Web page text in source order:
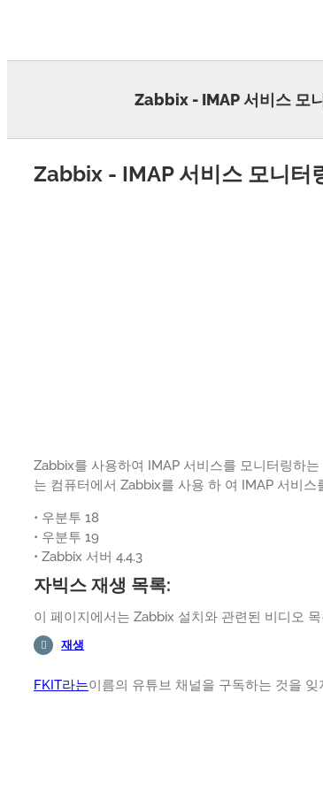
Zabbix - IMAP 서비스 모
Zabbix - IMAP 서비스 모니터
Zabbix를 사용하여 IMAP 서비스를 모니터링하
는 컴퓨터에서 Zabbix를 사용 하 여 IMAP 서비
• 우분투 18
• 우분투 19
• Zabbix 서버 4.4.3
자빅스 재생 목록:
이 페이지에서는 Zabbix 설치와 관련된 비디오
재생
FKIT라는이름의 유튜브 채널을 구독하는 것을 잊